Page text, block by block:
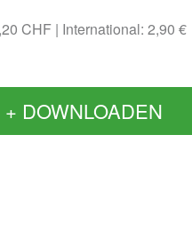
CHF International: 2,90 €
DOWNLOADEN